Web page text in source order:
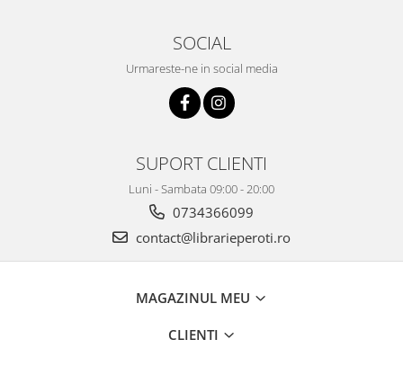
SOCIAL
Urmareste-ne in social media
SUPORT CLIENTI
Luni - Sambata 09:00 - 20:00
0734366099
contact@librarieperoti.ro
MAGAZINUL MEU
CLIENTI